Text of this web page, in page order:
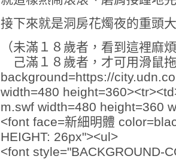
接下來就是洞房花燭夜的重頭
（未滿１８歲者，看到這裡麻
己滿１８歲者，才可用滑鼠
background=https://
width=480
m.swf width=480 height=360
<font face=新細明體
HEIGHT: 26px"><ul>
<font style="BACKGROUND-